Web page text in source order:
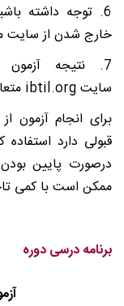
6. توجه داشته
خارج شدن از سایت
7. نتیجه آزمون ظرف 48 ساعت
سایتibtil.org
برای انجام آزمون
قبولی دارد
درصورت پایین
ممکن است با کمی
برنامه درسی دوره